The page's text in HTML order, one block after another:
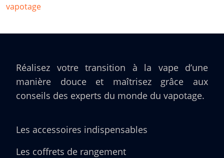
vapotage
Réalisez votre transition à la vape d’une
manière douce et maîtrisez grâce aux
conseils des experts du monde du vapotage.
Les accessoires indispensables
Les coffrets de rangement